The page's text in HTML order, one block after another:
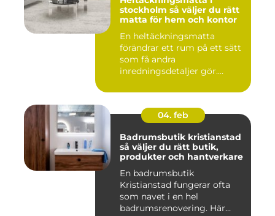
stockholm så väljer du rätt
matta för hem och kontor
En heltäckningsmatta
förändrar ett rum på ett sätt
som få andra
inredningsdetaljer gör.
04. feb
Badrumsbutik kristianstad
så väljer du rätt butik,
produkter och hantverkare
En badrumsbutik
Kristianstad fungerar ofta
som navet i en hel
badrumsrenovering. Här